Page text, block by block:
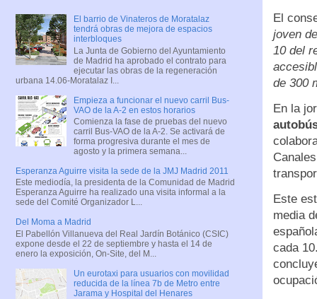
El
joven
10 del
de 300
En la
Este
media
cada
El barrio de Vinateros de Moratalaz
tendrá obras de mejora de espacios
interbloques
La Junta de Gobierno del Ayuntamiento
de Madrid ha aprobado el contrato para
ejecutar las obras de la regeneración
urbana 14.06-Moratalaz I...
Empieza a funcionar el nuevo carril Bus-
VAO de la A-2 en estos horarios
Comienza la fase de pruebas del nuevo
carril Bus-VAO de la A-2. Se activará de
forma progresiva durante el mes de
agosto y la primera semana...
Esperanza Aguirre visita la sede de la JMJ Madrid 2011
Este mediodía, la presidenta de la Comunidad de Madrid
Esperanza Aguirre ha realizado una visita informal a la
sede del Comité Organizador L...
Del Moma a Madrid
El Pabellón Villanueva del Real Jardín Botánico (CSIC)
expone desde el 22 de septiembre y hasta el 14 de
enero la exposición, On-Site, del M...
Un eurotaxi para usuarios con movilidad
reducida de la línea 7b de Metro entre
Jarama y Hospital del Henares